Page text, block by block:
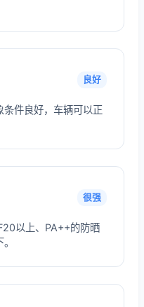
良好
条件良好，车辆可以正
很强
以上、PA++的防晒